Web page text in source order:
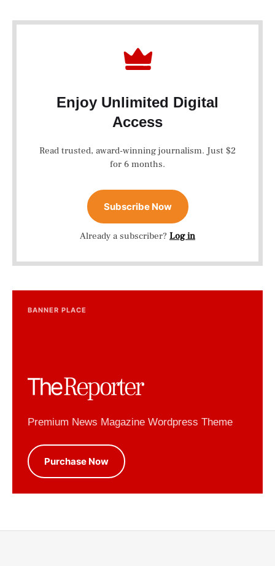
Enjoy Unlimited Digital
Access
Read trusted, award-winning journalism. Just $2
for 6 months.
Subscribe Now
Already a subscriber? Log in
BANNER PLACE
Premium News Magazine Wordpress Theme
Purchase Now